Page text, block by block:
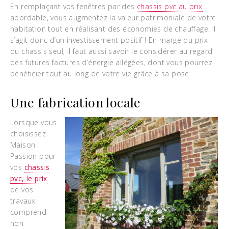
En remplaçant vos fenêtres par des chassis pvc au prix
abordable, vous augmentez la valeur patrimoniale de votre
habitation tout en réalisant des économies de chauffage. Il
s’agit donc d’un investissement positif ! En marge du prix
du chassis seul, il faut aussi savoir le considérer au regard
des futures factures d’énergie allégées, dont vous pourrez
bénéficier tout au long de votre vie grâce à sa pose.
Une fabrication locale
Lorsque vous
choisissez
Maison
Passion pour
vos chassis
pvc, le prix
de vos
travaux
comprend
non